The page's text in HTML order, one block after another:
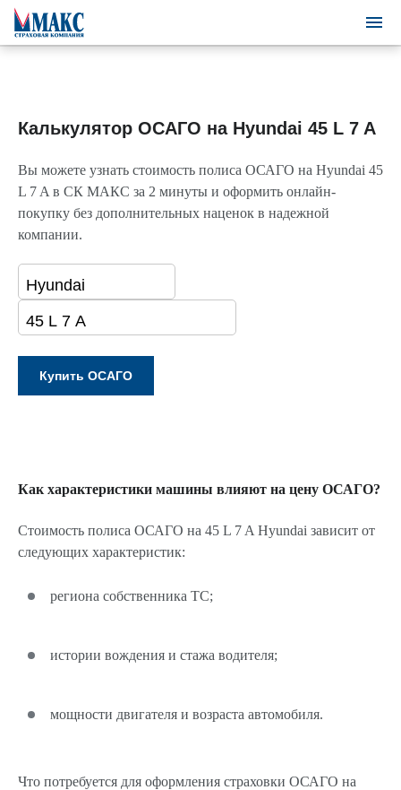
Калькулятор ОСАГО на Hyundai 45 L 7 A
Вы можете узнать стоимость полиса ОСАГО на Hyundai 45
L 7 A в СК МАКС за 2 минуты и оформить онлайн-
покупку без дополнительных наценок в надежной
компании.
Как характеристики машины влияют на цену ОСАГО?
Стоимость полиса ОСАГО на 45 L 7 A Hyundai зависит от
следующих характеристик:
региона собственника ТС;
истории вождения и стажа водителя;
мощности двигателя и возраста автомобиля.
Что потребуется для оформления страховки ОСАГО на